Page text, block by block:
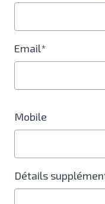
Email*
Mobile
Détails